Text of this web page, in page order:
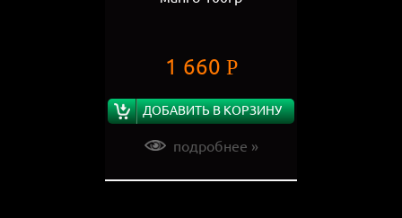
1 660 Р
ДОБАВИТЬ В КОРЗИНУ
подробнее »